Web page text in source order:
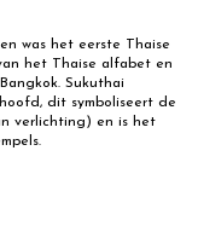
was het eerste Thaise
het Thaise alfabet en
Sukuthai
dit symboliseert de
verlichting) en is het